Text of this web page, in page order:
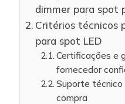
dimmer para spot
Critérios técnicos
para spot LED
Certificações e
fornecedor
Suporte
compra